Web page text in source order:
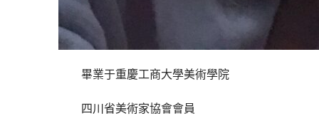
畢業于重慶工商大學美術學院
四川省美術家協會會員